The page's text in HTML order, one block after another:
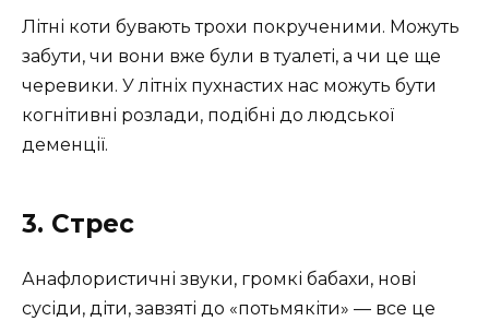
Літні коти бувають трохи покрученими. Можуть
забути, чи вони вже були в туалеті, а чи це ще
черевики. У літніх пухнастих нас можуть бути
когнітивні розлади, подібні до людської
деменції.
3. Стрес
Анафлористичні звуки, громкі бабахи, нові
сусіди, діти, завзяті до «потьмякіти» — все це